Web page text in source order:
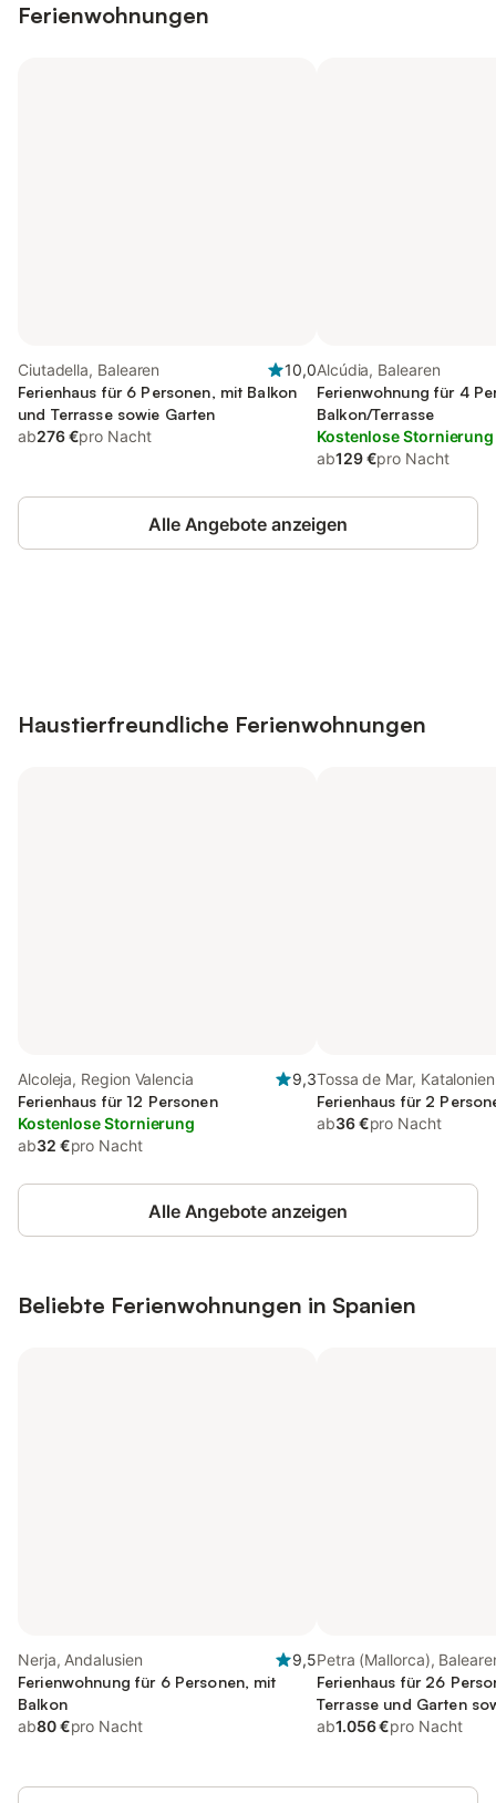
Ferienwohnungen
Ciutadella, Balearen
10,0
Ferienhaus für 6 Personen, mit Balkon
und Terrasse sowie Garten
ab276 €pro Nacht
Alcúdia, Balearen
Ferienwohnung für 4
Balkon/Terrasse
Kostenlose Stornierung
ab129 €pro Nacht
Alle Angebote anzeigen
Haustierfreundliche Ferienwohnungen
Alcoleja, Region Valencia
9,3
Ferienhaus für 12 Personen
Kostenlose Stornierung
ab32 €pro Nacht
Tossa de Mar, Katalonien
Ferienhaus für 2
ab36 €pro Nacht
Alle Angebote anzeigen
Beliebte Ferienwohnungen in Spanien
Nerja, Andalusien
9,5
Ferienwohnung für 6 Personen, mit
Balkon
ab80 €pro Nacht
Petra (Mallorca),
Ferienhaus für 26
Terrasse und Garten
Ausblick
ab1.056 €pro Nacht